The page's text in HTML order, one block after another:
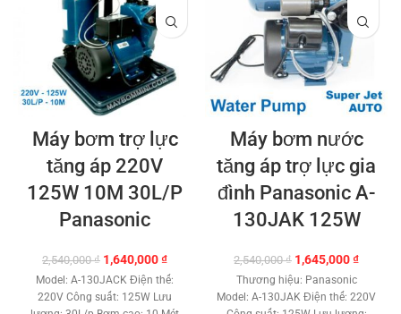
Máy bơm trợ lực
tăng áp 220V
125W 10M 30L/P
Panasonic
2,540,000₫ Giá
gốc
là:
2,540,000 ₫.
1,640,000₫Giá
hiện
tại
là:
Model: A-130JACK Điện thế:
220V Công suất: 125W Lưu
Máy bơm nước
tăng áp trợ lực gia
đình Panasonic A-
130JAK 125W
2,540,000₫ Giá
gốc
là:
2,540,000 ₫.
1,645,000₫Giá
tại
Thương hiệu: Panasonic
Model: A-130JAK Điện thế: 220V